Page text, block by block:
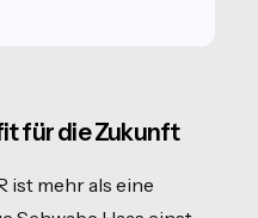
für die Zukunft
ist mehr als eine